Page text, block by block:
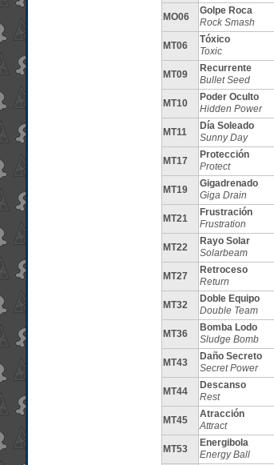
MO06
Golpe Roca
Rock Smash
MT06
Tóxico
Toxic
MT09
Recurrente
Bullet Seed
MT10
Poder Oculto
Hidden Power
MT11
Día Soleado
Sunny Day
MT17
Protección
Protect
MT19
Gigadrenado
Giga Drain
MT21
Frustración
Frustration
MT22
Rayo Solar
Solarbeam
MT27
Retroceso
Return
MT32
Doble Equipo
Double Team
MT36
Bomba Lodo
Sludge Bomb
MT43
Daño Secreto
Secret Power
MT44
Descanso
Rest
MT45
Atracción
Attract
MT53
Energibola
Energy Ball